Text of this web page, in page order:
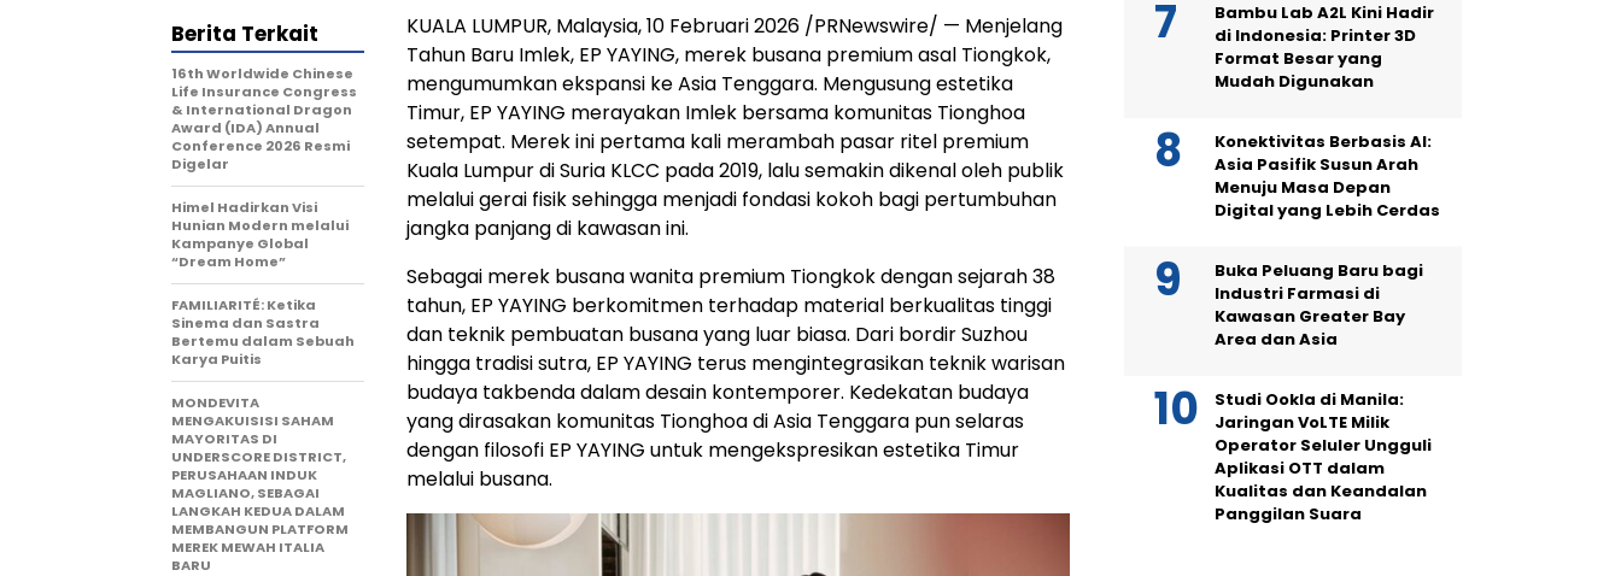
KUALA LUMPUR, Malaysia, 10 Februari 2026 /PRNewswire/ — Menjelang
Tahun Baru Imlek, EP YAYING, merek busana premium asal Tiongkok,
mengumumkan ekspansi ke Asia Tenggara. Mengusung estetika
Timur, EP YAYING merayakan Imlek bersama komunitas Tionghoa
setempat. Merek ini pertama kali merambah pasar ritel premium
Kuala Lumpur di Suria KLCC pada 2019, lalu semakin dikenal oleh publik
melalui gerai fisik sehingga menjadi fondasi kokoh bagi pertumbuhan
jangka panjang di kawasan ini.
Sebagai merek busana wanita premium Tiongkok dengan sejarah 38
tahun, EP YAYING berkomitmen terhadap material berkualitas tinggi
dan teknik pembuatan busana yang luar biasa. Dari bordir Suzhou
hingga tradisi sutra, EP YAYING terus mengintegrasikan teknik warisan
budaya takbenda dalam desain kontemporer. Kedekatan budaya
yang dirasakan komunitas Tionghoa di Asia Tenggara pun selaras
dengan filosofi EP YAYING untuk mengekspresikan estetika Timur
melalui busana.
Berita Terkait
16th Worldwide Chinese
Life Insurance Congress
& International Dragon
Award (IDA) Annual
Conference 2026 Resmi
Digelar
Himel Hadirkan Visi
Hunian Modern melalui
Kampanye Global
“Dream Home”
FAMILIARITÉ: Ketika
Sinema dan Sastra
Bertemu dalam Sebuah
Karya Puitis
MONDEVITA
MENGAKUISISI SAHAM
MAYORITAS DI
UNDERSCORE DISTRICT,
PERUSAHAAN INDUK
MAGLIANO, SEBAGAI
LANGKAH KEDUA DALAM
MEMBANGUN PLATFORM
MEREK MEWAH ITALIA
BARU
Bambu Lab A2L Kini Hadir
di Indonesia: Printer 3D
Format Besar yang
Mudah Digunakan
Konektivitas Berbasis AI:
Asia Pasifik Susun Arah
Menuju Masa Depan
Digital yang Lebih Cerdas
Buka Peluang Baru bagi
Industri Farmasi di
Kawasan Greater Bay
Area dan Asia
Studi Ookla di Manila:
Jaringan VoLTE Milik
Operator Seluler Ungguli
Aplikasi OTT dalam
Kualitas dan Keandalan
Panggilan Suara